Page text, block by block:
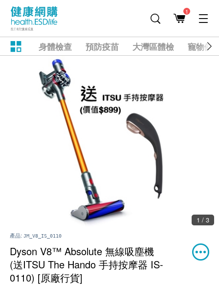
1
身體檢查 預防疫苗 大灣區體檢 寵物健
1 / 3
產品: JM_V8_IS_0110
Dyson V8™ Absolute 無線吸塵機
(送ITSU The Hando 手持按摩器 IS-
0110) [原廠行貨]